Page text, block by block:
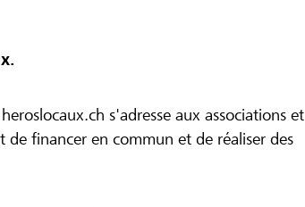
s'adresse aux associations et
financer en commun et de réaliser des